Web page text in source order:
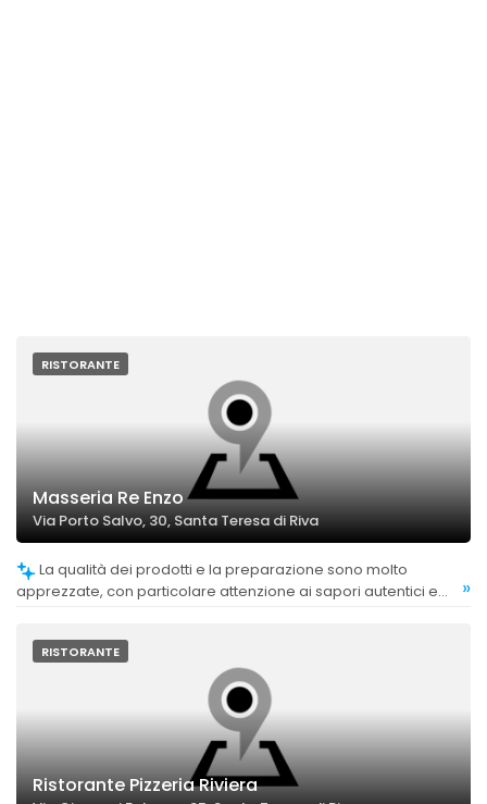
RISTORANTE
Masseria Re Enzo
Via Porto Salvo, 30, Santa Teresa di Riva
apprezzate, con particolare attenzione ai sapori autentici e
propria.
»
RISTORANTE
Ristorante Pizzeria Riviera